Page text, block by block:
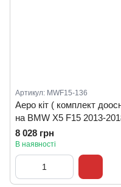
Артикул: MWF15-136
Аеро кіт ( комплект
на BMW X5 F15 2013-
8 028 грн
В наявності